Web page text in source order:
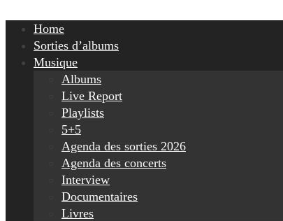
Home
Sorties d’albums
Musique
Albums
Live Report
Playlists
5+5
Agenda des sorties 2026
Agenda des concerts
Interview
Documentaires
Livres